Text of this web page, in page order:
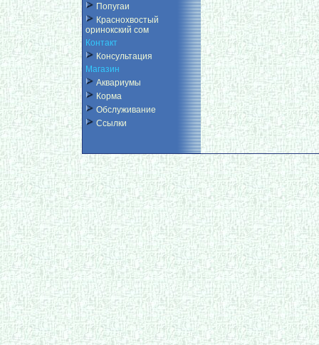
Попугаи
Краснохвостый
оринокский сом
Контакт
Консультация
Магазин
Аквариумы
Корма
Обслуживание
Ссылки